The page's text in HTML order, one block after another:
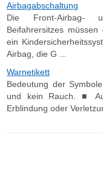
Airbagabschaltung
Die Front-Airbag-
Beifahrersitzes
ein
Airbag, die G ...
Warnetikett
Bedeutung der
und kein Rauch. ■
Erblindung oder